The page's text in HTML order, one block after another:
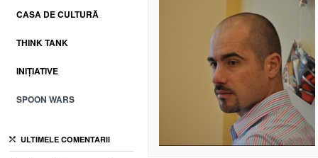
CASA DE CULTURĂ
THINK TANK
INIȚIATIVE
SPOON WARS
ULTIMELE COMENTARII